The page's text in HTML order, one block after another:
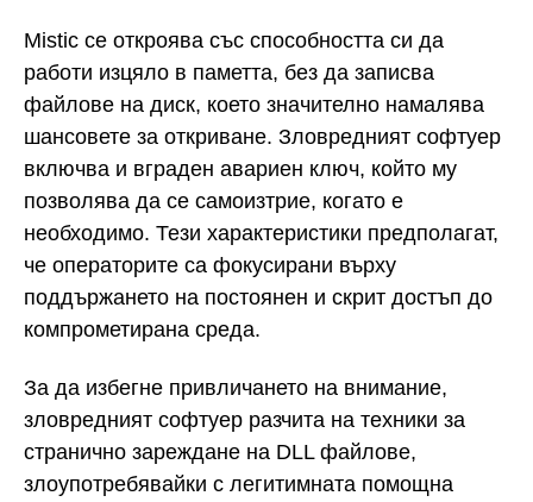
Mistic се откроява със способността си да
работи изцяло в паметта, без да записва
файлове на диск, което значително намалява
шансовете за откриване. Зловредният софтуер
включва и вграден авариен ключ, който му
позволява да се самоизтрие, когато е
необходимо. Тези характеристики предполагат,
че операторите са фокусирани върху
поддържането на постоянен и скрит достъп до
компрометирана среда.
За да избегне привличането на внимание,
зловредният софтуер разчита на техники за
странично зареждане на DLL файлове,
злоупотребявайки с легитимната помощна